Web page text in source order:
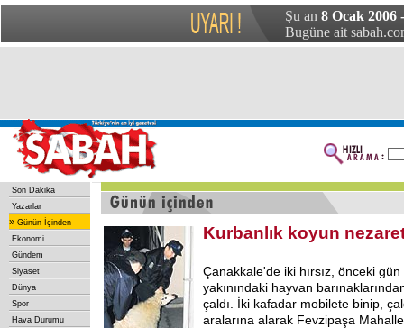
Şu an 8 Ocak 2006
Bugüne ait
Son Dakika
Yazarlar
» Günün İçinden
Ekonomi
Gündem
Siyaset
Dünya
Spor
Hava Durumu
Kurbanlık koyun
Çanakkale'de iki hırsız, önceki
yakınındaki hayvan
çaldı. İki kafadar mobilete binip,
aralarına alarak Fevzipaşa